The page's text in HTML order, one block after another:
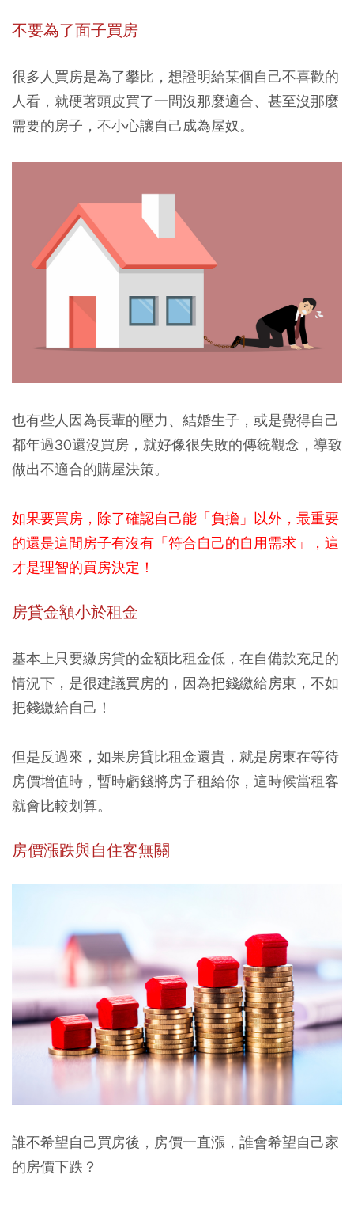
不要為了面子買房
很多人買房是為了攀比，想證明給某個自己不喜歡的
人看，就硬著頭皮買了一間沒那麼適合、甚至沒那麼
需要的房子，不小心讓自己成為屋奴。
也有些人因為長輩的壓力、結婚生子，或是覺得自己
都年過30還沒買房，就好像很失敗的傳統觀念，導致
做出不適合的購屋決策。
如果要買房，除了確認自己能「負擔」以外，最重要
的還是這間房子有沒有「符合自己的自用需求」，這
才是理智的買房決定！
房貸金額小於租金
基本上只要繳房貸的金額比租金低，在自備款充足的
情況下，是很建議買房的，因為把錢繳給房東，不如
把錢繳給自己！
但是反過來，如果房貸比租金還貴，就是房東在等待
房價增值時，暫時虧錢將房子租給你，這時候當租客
就會比較划算。
房價漲跌與自住客無關
誰不希望自己買房後，房價一直漲，誰會希望自己家
的房價下跌？